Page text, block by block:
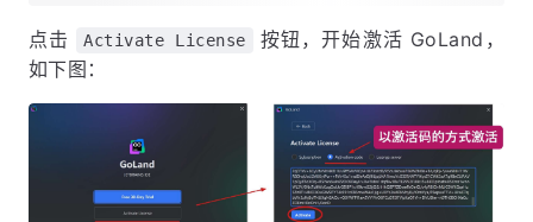
点击 Activate License
按钮，开始激活 GoLand，
如下图：